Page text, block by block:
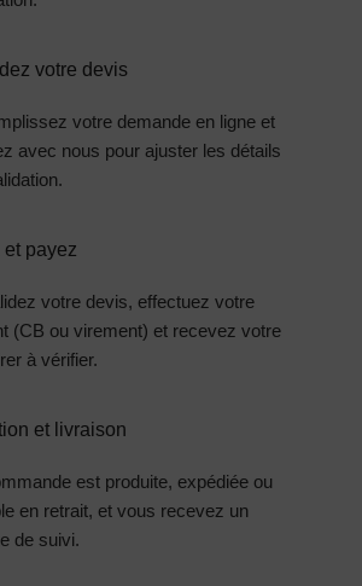
votre devis
votre demande en ligne et
avec nous pour ajuster les détails
payez
votre devis, effectuez votre
(CB ou virement) et recevez votre
à vérifier.
et livraison
est produite, expédiée ou
en retrait, et vous recevez un
de suivi.